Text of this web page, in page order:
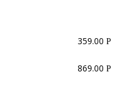
359.00 Р
869.00 Р